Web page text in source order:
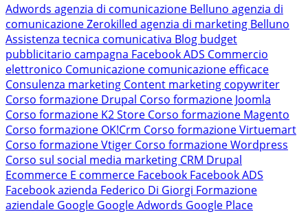
Adwords agenzia di comunicazione Belluno agenzia di
comunicazione Zerokilled agenzia di marketing Belluno
Assistenza tecnica comunicativa Blog budget
pubblicitario campagna Facebook ADS Commercio
elettronico Comunicazione comunicazione efficace
Consulenza marketing Content marketing copywriter
Corso formazione Drupal Corso formazione Joomla
Corso formazione K2 Store Corso formazione Magento
Corso formazione OK!Crm Corso formazione Virtuemart
Corso formazione Vtiger Corso formazione Wordpress
Corso sul social media marketing CRM Drupal
Ecommerce E commerce Facebook Facebook ADS
Facebook azienda Federico Di Giorgi Formazione
aziendale Google Google Adwords Google Place